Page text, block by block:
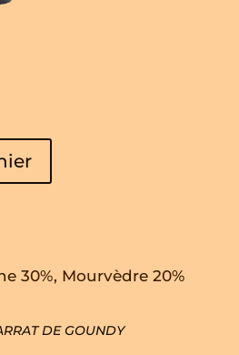
30%, Mourvèdre 20%
DE GOUNDY